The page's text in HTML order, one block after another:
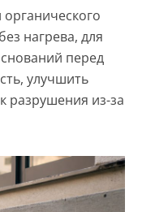
нагрева, для
перед
улучшить
разрушения из-за